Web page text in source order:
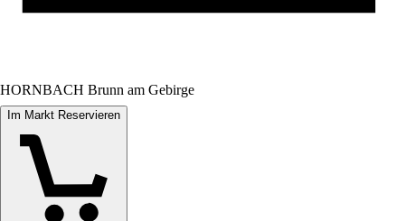
HORNBACH Brunn am Gebirge
Im Markt Reservieren